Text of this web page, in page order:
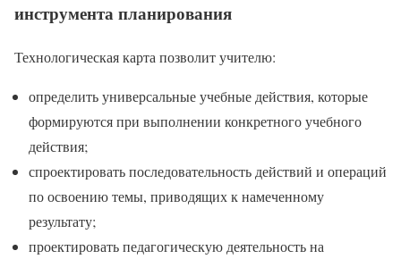
инструмента планирования
Технологическая карта позволит учителю:
определить универсальные учебные действия, которые
формируются при выполнении конкретного учебного
действия;
спроектировать последовательность действий и операций
по освоению темы, приводящих к намеченному
результату;
проектировать педагогическую деятельность на